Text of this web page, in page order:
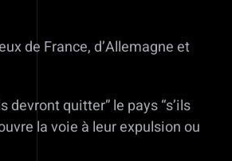
de France, d’Allemagne et
devront quitter” le pays “s’ils
la voie à leur expulsion ou